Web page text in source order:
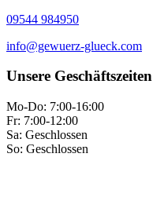
09544 984950
info@gewuerz-glueck.com
Unsere Geschäftszeiten
Mo-Do: 7:00-16:00
Fr: 7:00-12:00
Sa: Geschlossen
So: Geschlossen